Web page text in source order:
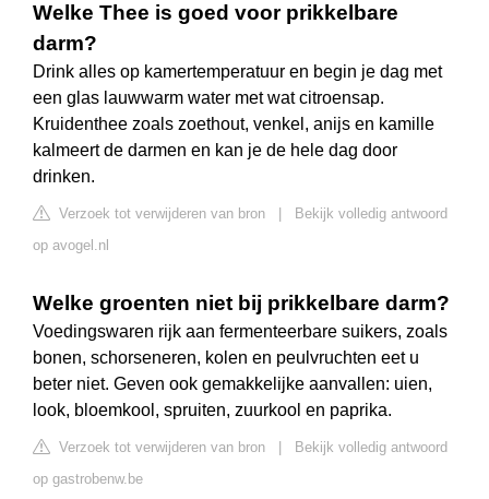
Welke Thee is goed voor prikkelbare
darm?
Drink alles op kamertemperatuur en begin je dag met
een glas lauwwarm water met wat citroensap.
Kruidenthee zoals zoethout, venkel, anijs en kamille
kalmeert de darmen en kan je de hele dag door
drinken.
Verzoek tot verwijderen van bron
Bekijk volledig antwoord
op avogel.nl
Welke groenten niet bij prikkelbare darm?
Voedingswaren rijk aan fermenteerbare suikers, zoals
bonen, schorseneren, kolen en peulvruchten eet u
beter niet. Geven ook gemakkelijke aanvallen: uien,
look, bloemkool, spruiten, zuurkool en paprika.
Verzoek tot verwijderen van bron
Bekijk volledig antwoord
op gastrobenw.be